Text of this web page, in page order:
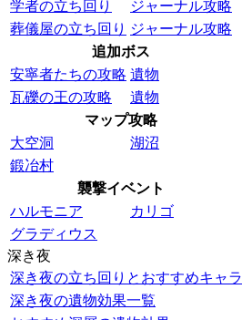
学者の立ち回り
ジャーナル攻略
葬儀屋の立ち回り ジャーナル攻略
追加ボス
安寧者たちの攻略 遺物
瓦礫の王の攻略
遺物
マップ攻略
大空洞
湖沼
鍛冶村
襲撃イベント
ハルモニア
カリゴ
グラディウス
深き夜
深き夜の立ち回りとおすすめキャラ
深き夜の遺物効果一覧